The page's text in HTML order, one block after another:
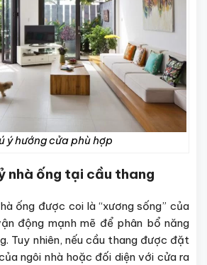
ý hướng cửa phù hợp
nhà ống tại cầu thang
ống được coi là “xương sống” của
động mạnh mẽ để phân bổ năng
Tuy nhiên, nếu cầu thang được đặt
ngôi nhà hoặc đối diện với cửa ra